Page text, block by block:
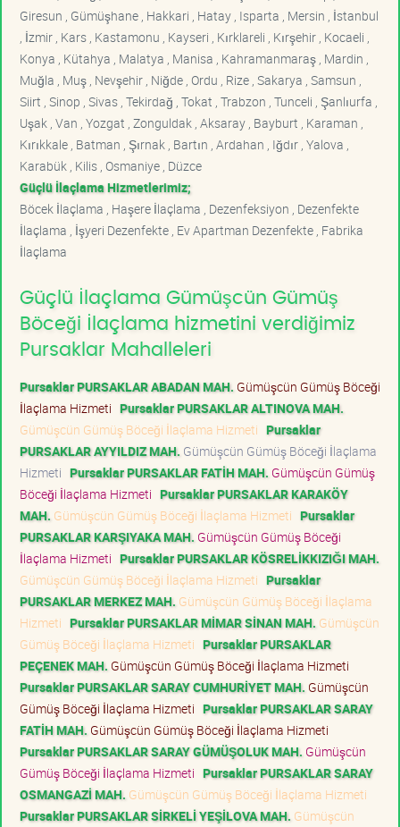
Giresun , Gümüşhane , Hakkari , Hatay , Isparta , Mersin , İstanbul
, İzmir , Kars , Kastamonu , Kayseri , Kırklareli , Kırşehir , Kocaeli ,
Konya , Kütahya , Malatya , Manisa , Kahramanmaraş , Mardin ,
Muğla , Muş , Nevşehir , Niğde , Ordu , Rize , Sakarya , Samsun ,
Siirt , Sinop , Sivas , Tekirdağ , Tokat , Trabzon , Tunceli , Şanlıurfa ,
Uşak , Van , Yozgat , Zonguldak , Aksaray , Bayburt , Karaman ,
Kırıkkale , Batman , Şırnak , Bartın , Ardahan , Iğdır , Yalova ,
Karabük , Kilis , Osmaniye , Düzce
Güçlü İlaçlama Hizmetlerimiz;
Böcek İlaçlama , Haşere İlaçlama , Dezenfeksiyon , Dezenfekte
İlaçlama , İşyeri Dezenfekte , Ev Apartman Dezenfekte , Fabrika
İlaçlama
Güçlü İlaçlama Gümüşcün Gümüş
Böceği İlaçlama hizmetini verdiğimiz
Pursaklar Mahalleleri
Pursaklar PURSAKLAR ABADAN MAH. Gümüşcün Gümüş Böceği
İlaçlama Hizmeti Pursaklar PURSAKLAR ALTINOVA MAH.
Gümüşcün Gümüş Böceği İlaçlama Hizmeti Pursaklar
PURSAKLAR AYYILDIZ MAH. Gümüşcün Gümüş Böceği İlaçlama
Hizmeti Pursaklar PURSAKLAR FATİH MAH. Gümüşcün Gümüş
Böceği İlaçlama Hizmeti Pursaklar PURSAKLAR KARAKÖY
MAH. Gümüşcün Gümüş Böceği İlaçlama Hizmeti Pursaklar
PURSAKLAR KARŞIYAKA MAH. Gümüşcün Gümüş Böceği
İlaçlama Hizmeti Pursaklar PURSAKLAR KÖSRELİKKIZIĞI MAH.
Gümüşcün Gümüş Böceği İlaçlama Hizmeti Pursaklar
PURSAKLAR MERKEZ MAH. Gümüşcün Gümüş Böceği İlaçlama
Hizmeti Pursaklar PURSAKLAR MİMAR SİNAN MAH. Gümüşcün
Gümüş Böceği İlaçlama Hizmeti Pursaklar PURSAKLAR
PEÇENEK MAH. Gümüşcün Gümüş Böceği İlaçlama Hizmeti
Pursaklar PURSAKLAR SARAY CUMHURİYET MAH. Gümüşcün
Gümüş Böceği İlaçlama Hizmeti Pursaklar PURSAKLAR SARAY
FATİH MAH. Gümüşcün Gümüş Böceği İlaçlama Hizmeti
Pursaklar PURSAKLAR SARAY GÜMÜŞOLUK MAH. Gümüşcün
Gümüş Böceği İlaçlama Hizmeti Pursaklar PURSAKLAR SARAY
OSMANGAZİ MAH. Gümüşcün Gümüş Böceği İlaçlama Hizmeti
Pursaklar PURSAKLAR SİRKELİ YEŞİLOVA MAH. Gümüşcün